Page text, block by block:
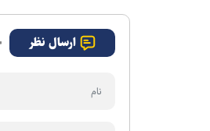
ارسال نظر